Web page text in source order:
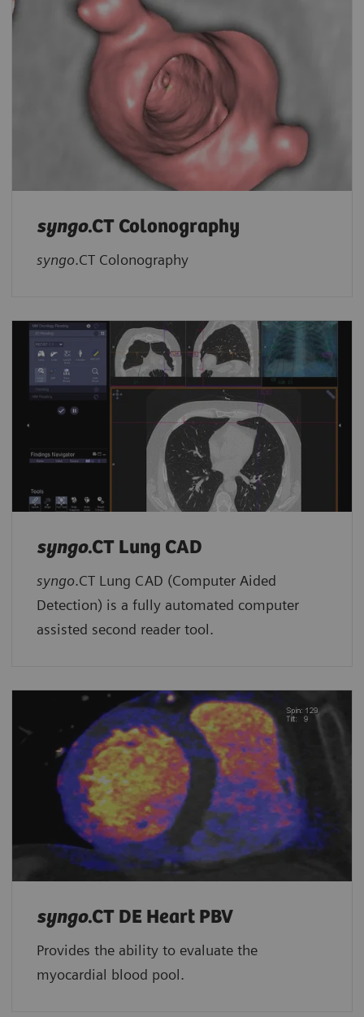
syngo.CT Colonography
syngo.CT Colonography
syngo.CT Lung CAD
syngo.CT Lung CAD (Computer Aided
Detection) is a fully automated computer
assisted second reader tool.
syngo.CT DE Heart PBV
Provides the ability to evaluate the
myocardial blood pool.